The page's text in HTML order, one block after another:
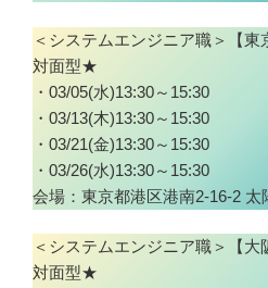
＜システムエンジニア職＞【
対面型★
・03/05(水)13:30～15:30
・03/13(木)13:30～15:30
・03/21(金)13:30～15:30
・03/26(水)13:30～15:30
会場：東京都港区港南2-16-2 太
＜システムエンジニア職＞【
対面型★